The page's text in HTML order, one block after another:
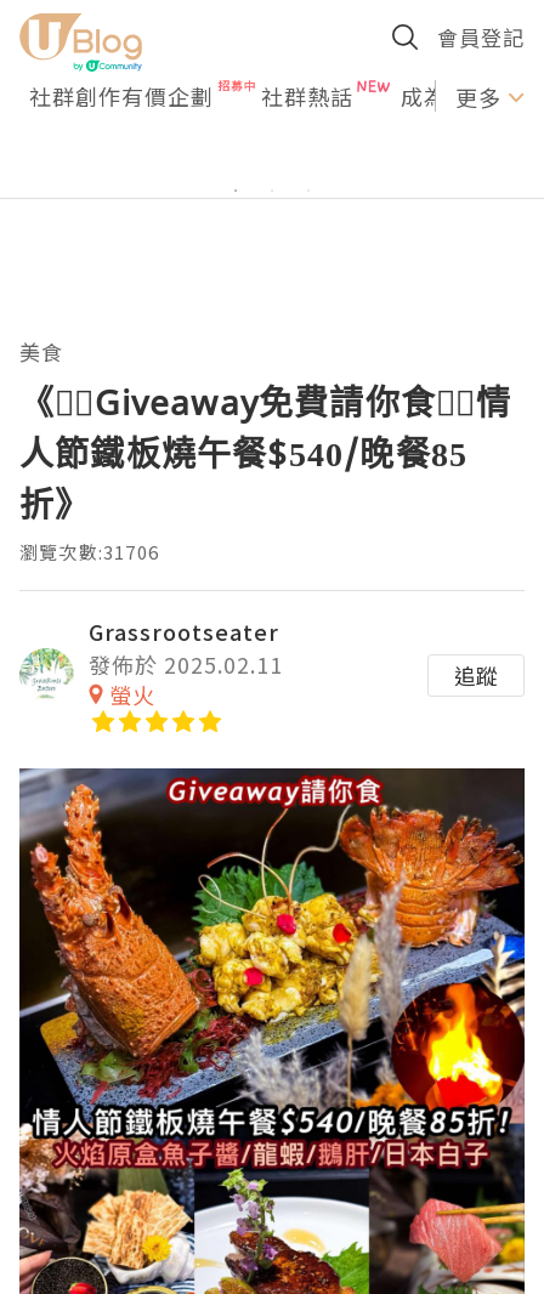
會員登記
社群創作有價企劃 社群熱話 成為U更多
美食
《❤️‍🔥Giveaway免費請你食❤️‍🔥情
人節鐵板燒午餐$540/晚餐85
折》
瀏覽次數:31706
Grassrootseater
發佈於 2025.02.11
螢火
追蹤